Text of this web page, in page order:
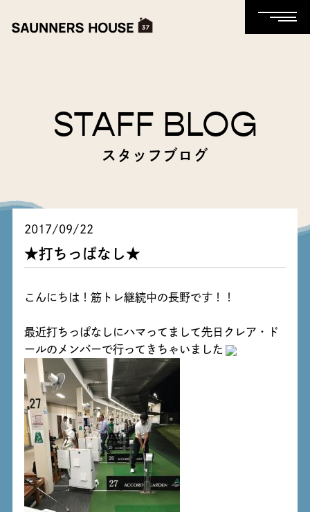
STAFF BLOG
スタッフブログ
2017/09/22
★打ちっぱなし★
こんにちは！筋トレ継続中の長野です！！
最近打ちっぱなしにハマってまして先日クレア・ド
ールのメンバーで行ってきちゃいました